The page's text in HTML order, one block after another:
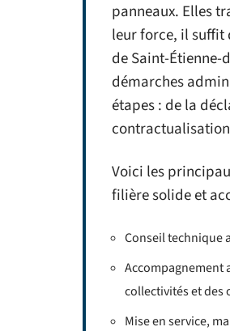
panneaux. Elles
leur force, il suffit
de Saint-Étienne-
démarches
étapes : de la
contractualisation
Voici les
filière solide et
Conseil technique
Accompagnement
collectivités et des
Mise en service,